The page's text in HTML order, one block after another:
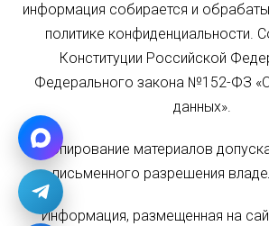
информация собирается и
политике конфиденциальности.
Конституции Российской
Федерального закона №152-ФЗ
данных».
Копирование материалов
письменного разрешения
Информация, размещенная на